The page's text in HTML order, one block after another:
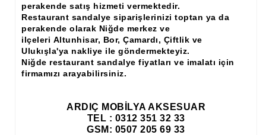
perakende satış hizmeti vermektedir.
Restaurant sandalye siparişlerinizi toptan ya da
perakende olarak Niğde merkez ve
ilçeleri Altunhisar, Bor, Çamardı, Çiftlik ve
Ulukışla'ya nakliye ile göndermekteyiz.
Niğde restaurant sandalye fiyatları ve imalatı için
firmamızı arayabilirsiniz.
ARDIÇ MOBİLYA AKSESUAR
TEL : 0312 351 32 33
GSM: 0507 205 69 33